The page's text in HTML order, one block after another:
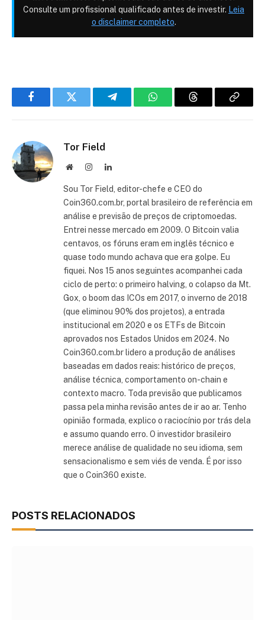
Consulte um profissional qualificado antes de investir. Leia
o disclaimer completo.
FacebookTwitter TelegramWhatsAppThreads Copiar
Tor Field
Site InstagramLinkedIn
Sou Tor Field, editor-chefe e CEO do
Coin360.com.br, portal brasileiro de referência em
análise e previsão de preços de criptomoedas.
Entrei nesse mercado em 2009. O Bitcoin valia
centavos, os fóruns eram em inglês técnico e
quase todo mundo achava que era golpe. Eu
fiquei. Nos 15 anos seguintes acompanhei cada
ciclo de perto: o primeiro halving, o colapso da Mt.
Gox, o boom das ICOs em 2017, o inverno de 2018
(que eliminou 90% dos projetos), a entrada
institucional em 2020 e os ETFs de Bitcoin
aprovados nos Estados Unidos em 2024. No
Coin360.com.br lidero a produção de análises
baseadas em dados reais: histórico de preços,
análise técnica, comportamento on-chain e
contexto macro. Toda previsão que publicamos
passa pela minha revisão antes de ir ao ar. Tenho
opinião formada, explico o raciocínio por trás dela
e assumo quando erro. O investidor brasileiro
merece análise de qualidade no seu idioma, sem
sensacionalismo e sem viés de venda. É por isso
que o Coin360 existe.
POSTS RELACIONADOS